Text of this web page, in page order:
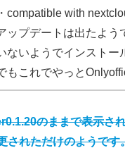
・compatible with
ップデートは出たよう
ないようでインストー
もこれでやっと
のままで表示さ
されただけのようです